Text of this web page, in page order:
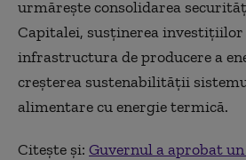
urmărește consolidarea
Capitalei, susținerea
infrastructura de producere a
creșterea sustenabilității
alimentare cu energie termică.
Citește și: Guvernul a aprobat